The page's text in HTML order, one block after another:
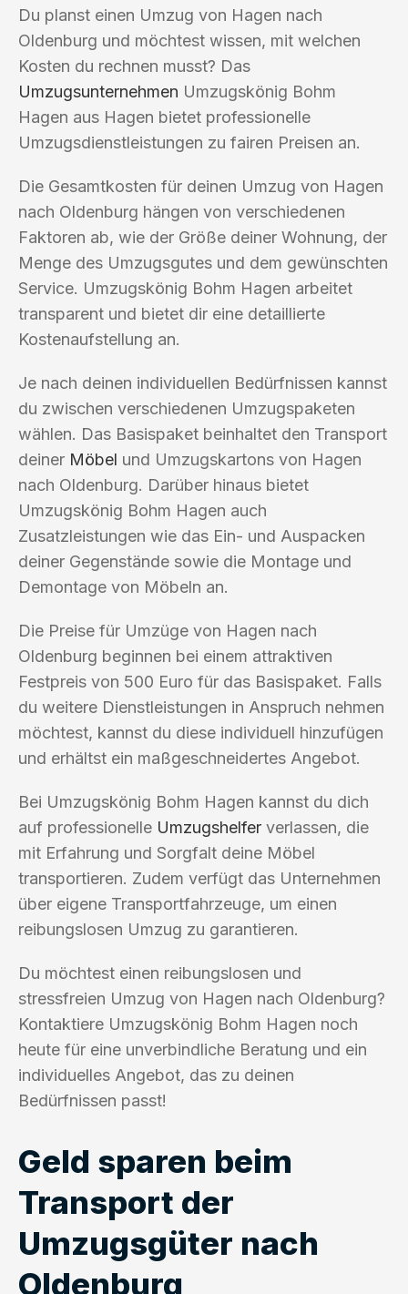
Du planst einen Umzug von Hagen nach
Oldenburg und möchtest wissen, mit welchen
Kosten du rechnen musst? Das
Umzugsunternehmen Umzugskönig Bohm
Hagen aus Hagen bietet professionelle
Umzugsdienstleistungen zu fairen Preisen an.
Die Gesamtkosten für deinen Umzug von Hagen
nach Oldenburg hängen von verschiedenen
Faktoren ab, wie der Größe deiner Wohnung, der
Menge des Umzugsgutes und dem gewünschten
Service. Umzugskönig Bohm Hagen arbeitet
transparent und bietet dir eine detaillierte
Kostenaufstellung an.
Je nach deinen individuellen Bedürfnissen kannst
du zwischen verschiedenen Umzugspaketen
wählen. Das Basispaket beinhaltet den Transport
deiner Möbel und Umzugskartons von Hagen
nach Oldenburg. Darüber hinaus bietet
Umzugskönig Bohm Hagen auch
Zusatzleistungen wie das Ein- und Auspacken
deiner Gegenstände sowie die Montage und
Demontage von Möbeln an.
Die Preise für Umzüge von Hagen nach
Oldenburg beginnen bei einem attraktiven
Festpreis von 500 Euro für das Basispaket. Falls
du weitere Dienstleistungen in Anspruch nehmen
möchtest, kannst du diese individuell hinzufügen
und erhältst ein maßgeschneidertes Angebot.
Bei Umzugskönig Bohm Hagen kannst du dich
auf professionelle Umzugshelfer verlassen, die
mit Erfahrung und Sorgfalt deine Möbel
transportieren. Zudem verfügt das Unternehmen
über eigene Transportfahrzeuge, um einen
reibungslosen Umzug zu garantieren.
Du möchtest einen reibungslosen und
stressfreien Umzug von Hagen nach Oldenburg?
Kontaktiere Umzugskönig Bohm Hagen noch
heute für eine unverbindliche Beratung und ein
individuelles Angebot, das zu deinen
Bedürfnissen passt!
Geld sparen beim
Transport der
Umzugsgüter nach
Oldenburg